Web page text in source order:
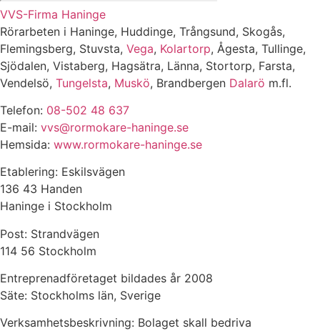
VVS-Firma Haninge
Rörarbeten i Haninge, Huddinge, Trångsund, Skogås,
Flemingsberg, Stuvsta, Vega, Kolartorp, Ågesta, Tullinge,
Sjödalen, Vistaberg, Hagsätra, Länna, Stortorp, Farsta,
Vendelsö, Tungelsta, Muskö, Brandbergen Dalarö m.fl.
Telefon: 08-502 48 637
E-mail: vvs@rormokare-haninge.se
Hemsida: www.rormokare-haninge.se
Etablering: Eskilsvägen
136 43 Handen
Haninge i Stockholm
Post: Strandvägen
114 56 Stockholm
Entreprenadföretaget bildades år 2008
Säte: Stockholms län, Sverige
Verksamhetsbeskrivning: Bolaget skall bedriva